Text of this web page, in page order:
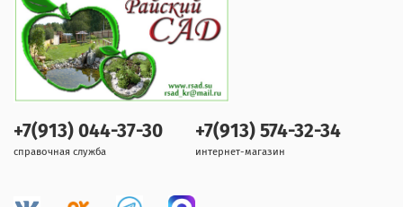
+7(913) 044-37-30
справочная служба
+7(913) 574-32-34
интернет-магазин